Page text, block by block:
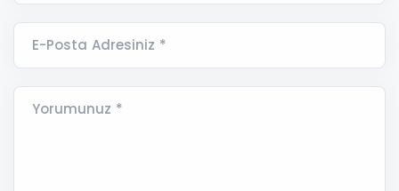
E-Posta Adresiniz *
Yorumunuz *